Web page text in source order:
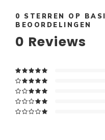
0 STERREN OP
BEOORDELINGEN
0 Reviews